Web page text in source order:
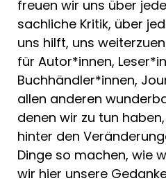
freuen wir uns über
sachliche Kritik, über
uns hilft, uns
für Autor*innen,
Buchhändler*innen,
allen anderen
denen wir zu tun
hinter den
Dinge so machen, wie
wir hier unsere